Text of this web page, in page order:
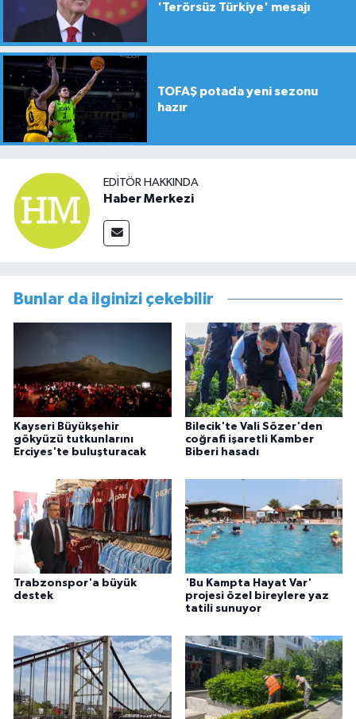
'Terörsüz Türkiye' mesajı
TOFAŞ potada yeni sezonu
hazır
EDITÖR HAKKINDA
Haber Merkezi
Bunlar da ilginizi çekebilir
Kayseri Büyükşehir
gökyüzü tutkunlarını
Erciyes'te buluşturacak
Bilecik'te Vali Sözer'den
coğrafi işaretli Kamber
Biberi hasadı
Trabzonspor'a büyük
destek
'Bu Kampta Hayat Var'
projesi özel bireylere yaz
tatili sunuyor